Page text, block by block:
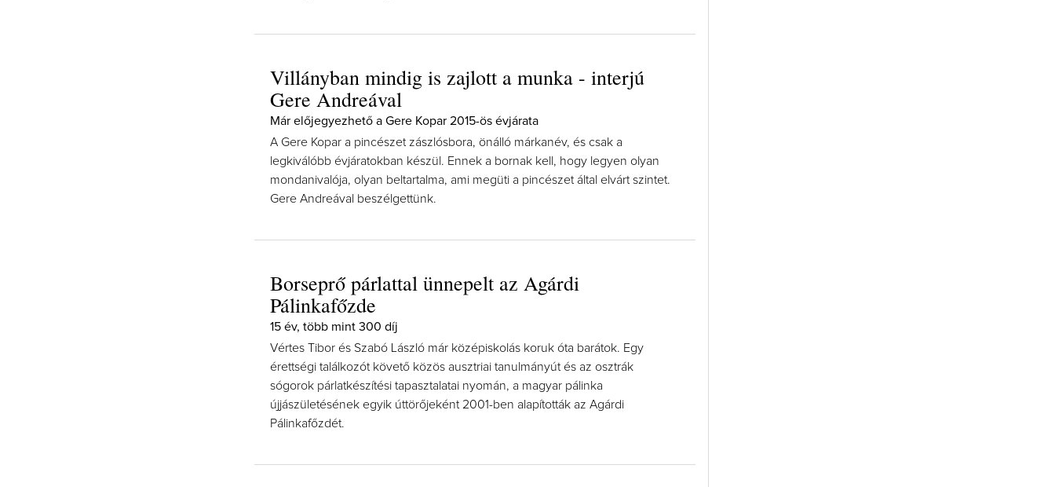
Villányban mindig is zajlott a munka - interjú
Gere Andreával
Már előjegyezhető a Gere Kopar 2015-ös évjárata
A Gere Kopar a pincészet zászlósbora, önálló márkanév, és csak a
legkiválóbb évjáratokban készül. Ennek a bornak kell, hogy legyen olyan
mondanivalója, olyan beltartalma, ami megüti a pincészet által elvárt szintet.
Gere Andreával beszélgettünk.
Borseprő párlattal ünnepelt az Agárdi
Pálinkafőzde
15 év, több mint 300 díj
Vértes Tibor és Szabó László már középiskolás koruk óta barátok. Egy
érettségi találkozót követő közös ausztriai tanulmányút és az osztrák
sógorok párlatkészítési tapasztalatai nyomán, a magyar pálinka
újjászületésének egyik úttörőjeként 2001-ben alapították az Agárdi
Pálinkafőzdét.